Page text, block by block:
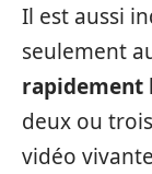
Il est aussi
seulement
rapidement
deux ou
vidéo